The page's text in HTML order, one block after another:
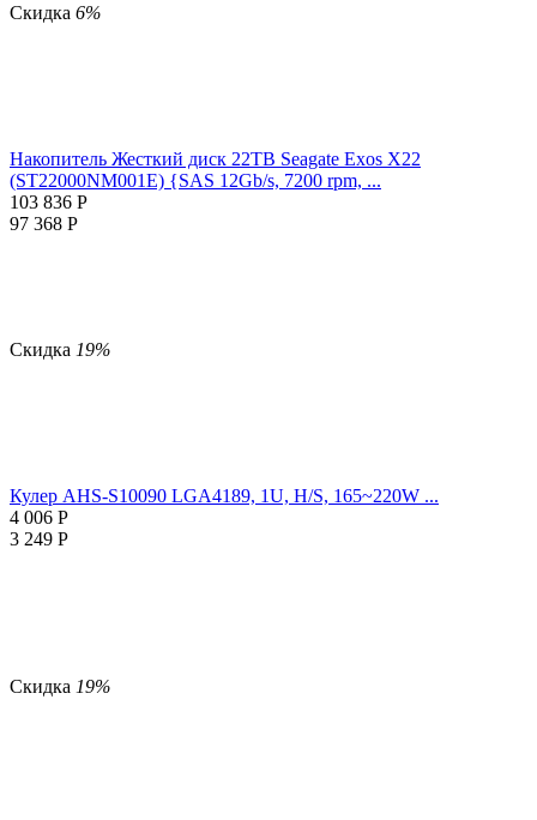
Скидка 6%
Накопитель Жесткий диск 22TB Seagate Exos X22
(ST22000NM001E) {SAS 12Gb/s, 7200 rpm, ...
103 836 Р
97 368 Р
Скидка 19%
Кулер AHS-S10090 LGA4189, 1U, H/S, 165~220W ...
4 006 Р
3 249 Р
Скидка 19%